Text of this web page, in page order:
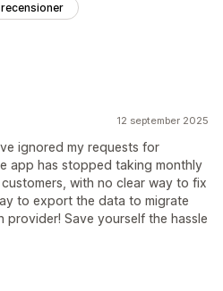
12 september 2025
ignored my requests for
app has stopped taking monthly
with no clear way to fix
to export the data to migrate
Save yourself the hassle